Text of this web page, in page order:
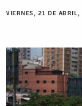
VIERNES, 21 DE